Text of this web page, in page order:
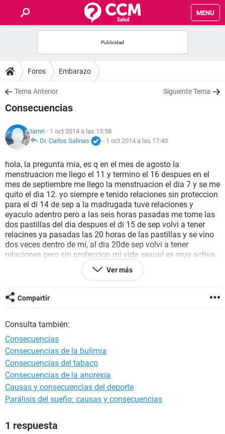
MENU
FOROS
SALUD
NUTRICIÓN
BIENESTAR
SEXUALIDAD
GLOSARIO
Foros Embarazo
Tema Anterior Siguiente Tema
Consecuencias
tamri - 1 oct 2014 a las 15:58
Dr. Carlos Salinas
- 1 oct 2014 a las 17:40
hola, la pregunta mia, es q en el mes de agosto la
menstruacion me llego el 11 y termino el 16 despues en el
mes de septiembre me llego la menstruacion el dia 7 y se me
quito el dia 12. yo siempre e tenido relaciones sin proteccion
para el di 14 de sep a la madrugada tuve relaciones y
eyaculo adentro pero a las seis horas pasadas me tome las
dos pastillas del dia despues el di 15 de sep volvi a tener
relacines ya pasadas las 20 horas de las pastillas y se vino
dos veces dentro de mi, al dia 20de sep volvi a tener
relaciones pero sin proteccion mi vida sexual es muy activa,
la pregunta mia es q despues de q me tome las pastillas no
e tenido sangrado e tenido dolores bajitos y mis senos han
olores de comida y nauseas ya llevo 18 dias y no me llega el
periodo y me e hecho dos pruebas de embarazo de orina y
embarazada
Ver más
Compartir
Consulta también:
Consecuencias
Consecuencias de la bulimia
Consecuencias del tabaco
Consecuencias de la anorexia
Causas y consecuencias del deporte
Parálisis del sueño: causas y consecuencias
1 respuesta